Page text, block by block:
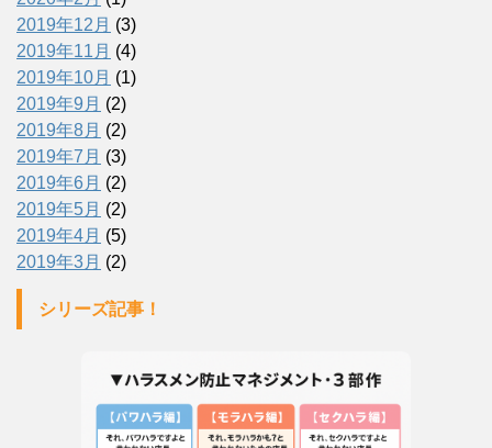
2019年12月 (3)
2019年11月 (4)
2019年10月 (1)
2019年9月 (2)
2019年8月 (2)
2019年7月 (3)
2019年6月 (2)
2019年5月 (2)
2019年4月 (5)
2019年3月 (2)
シリーズ記事！